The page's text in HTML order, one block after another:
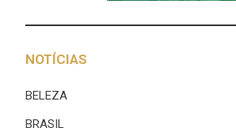
NOTÍCIAS
BELEZA
BRASIL